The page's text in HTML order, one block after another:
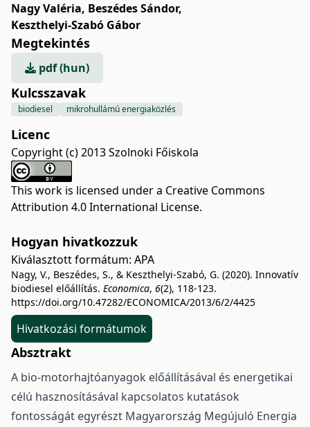
Nagy Valéria, Beszédes Sándor,
Keszthelyi-Szabó Gábor
Megtekintés
pdf (hun)
Kulcsszavak
biodiesel mikrohullámú energiaközlés
Licenc
Copyright (c) 2013 Szolnoki Főiskola
This work is licensed under a Creative Commons
Attribution 4.0 International License.
Hogyan hivatkozzuk
Kiválasztott formátum: APA
Nagy, V., Beszédes, S., & Keszthelyi-Szabó, G. (2020). Innovatív
biodiesel előállítás. Economica, 6(2), 118-123.
https://doi.org/10.47282/ECONOMICA/2013/6/2/4425
Hivatkozási formátumok
Absztrakt
A bio-motorhajtóanyagok előállításával és energetikai
célú hasznosításával kapcsolatos kutatások
fontosságát egyrészt Magyarország Megújuló Energia